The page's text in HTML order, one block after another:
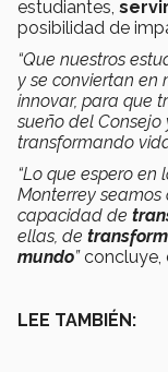
estudiantes,
posibilidad de
“Que nuestros
y se conviertan en
innovar, para que
sueño del Consejo
transformando
“Lo que espero en
Monterrey
capacidad de
ellas, de
mundo”concluye,
LEE TAMBIÉN: